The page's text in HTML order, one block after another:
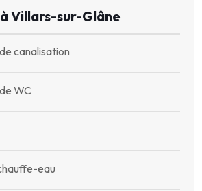
Villars-sur-Glâne
canalisation
WC
eau